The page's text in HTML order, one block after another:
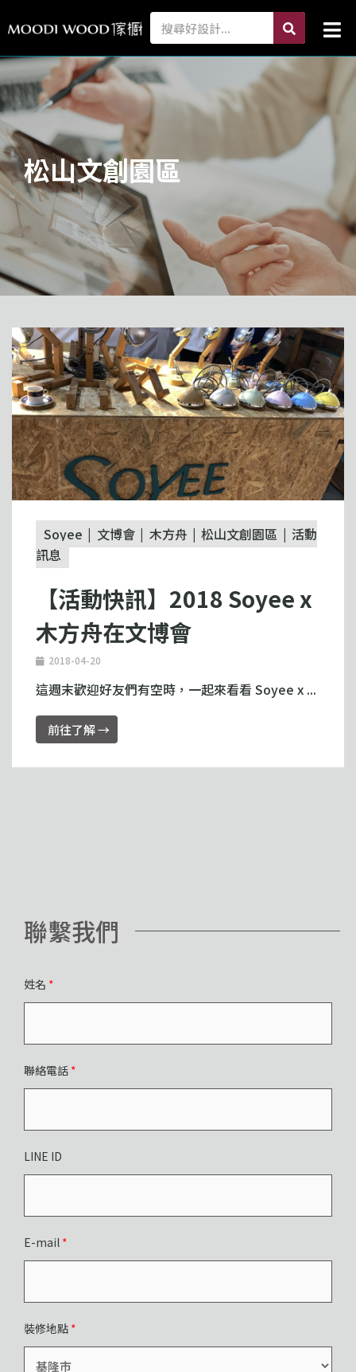
至
要
內
容
Search search
松山文創園區
Soyee 文博會 木方舟 松山文創園區
活動
訊息
【活動快訊】2018 Soyee x
木方舟在文博會
2018-04-20
這週末歡迎好友們有空時，一起來看看 Soyee x ...
前往了解 →
聯繫我們
姓名 *
聯絡電話 *
LINE ID
E-mail *
裝修地點 *